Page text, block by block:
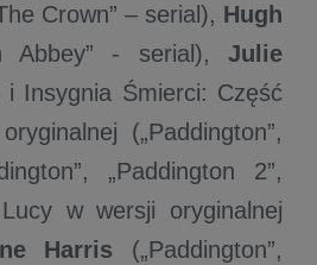
Crown” – serial), Hugh
Abbey” - serial), Julie
i Insygnia Śmierci: Część
(„Paddington”,
„Paddington 2”,
w wersji oryginalnej
Harris („Paddington”,